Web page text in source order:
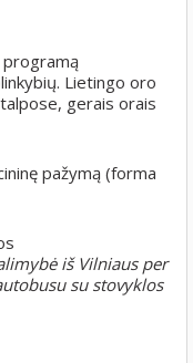
Lietingo oro
gerais orais
pažymą (forma
iš Vilniaus per
su stovyklos